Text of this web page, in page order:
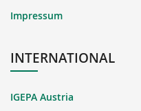
Impressum
INTERNATIONAL
IGEPA Austria